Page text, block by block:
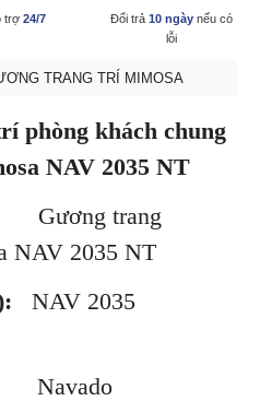
trợ 24/7 Đổi trả 10 ngàynếu có
lỗi
TRANG TRÍ MIMOSA
phòng khách chung
NAV 2035 NT
Gương trang
NAV 2035 NT
NAV 2035